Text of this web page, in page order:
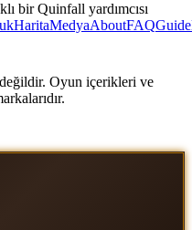
bir Quinfall yardımcısı
HaritaMedyaAboutFAQ
Oyun içerikleri ve